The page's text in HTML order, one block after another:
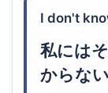
I don't
私には
からない